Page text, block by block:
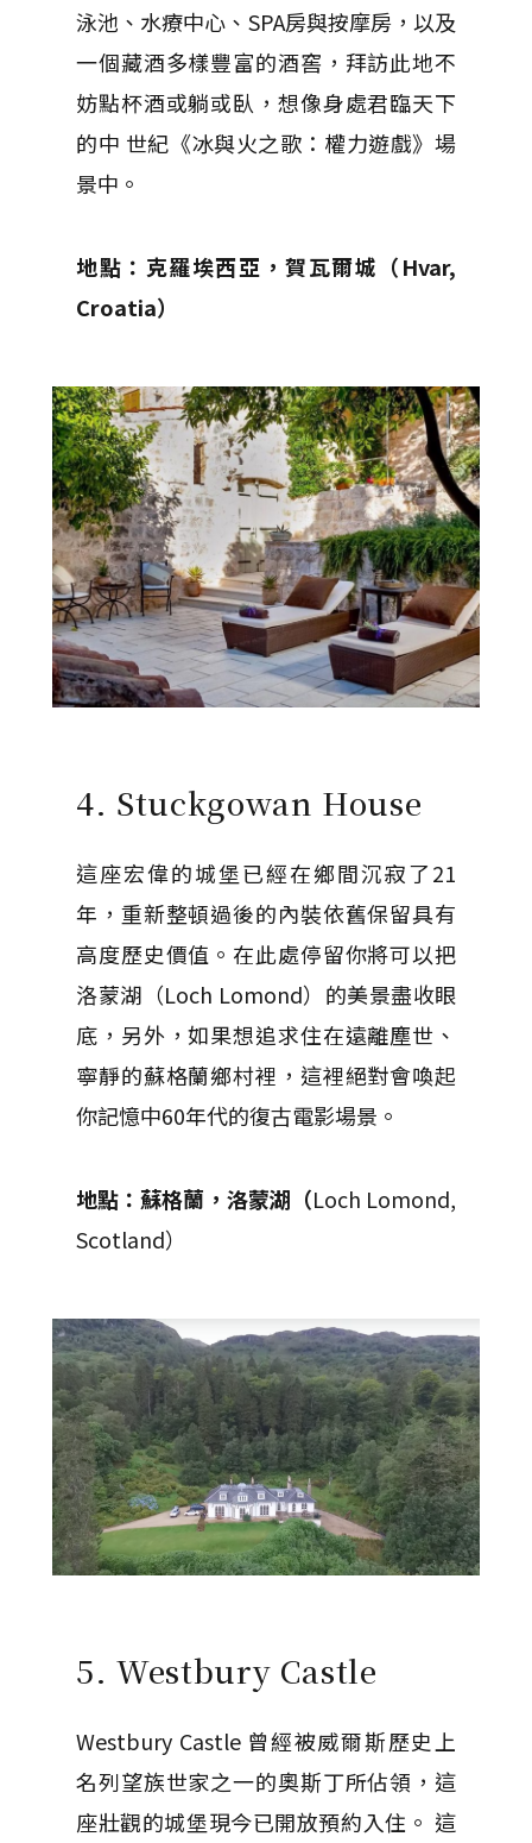
泳池、水療中心、SPA房與按摩房，以及
一個藏酒多樣豐富的酒窖，拜訪此地不
妨點杯酒或躺或臥，想像身處君臨天下
的中 世紀《冰與火之歌：權力遊戲》場
景中。
地點：克羅埃西亞，賀瓦爾城（Hvar,
Croatia）
4. Stuckgowan House
這座宏偉的城堡已經在鄉間沉寂了21
年，重新整頓過後的內裝依舊保留具有
高度歷史價值。在此處停留你將可以把
洛蒙湖（Loch Lomond）的美景盡收眼
底，另外，如果想追求住在遠離塵世、
寧靜的蘇格蘭鄉村裡，這裡絕對會喚起
你記憶中60年代的復古電影場景。
地點：蘇格蘭，洛蒙湖（Loch Lomond,
Scotland）
5. Westbury Castle
Westbury Castle 曾經被威爾斯歷史上
名列望族世家之一的奧斯丁所佔領，這
座壯觀的城堡現今已開放預約入住。 這